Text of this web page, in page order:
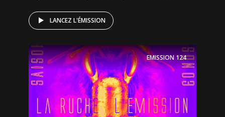
LANCEZ L'ÉMISSION
EMISSION124